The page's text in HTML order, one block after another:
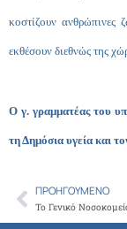
κοστίζουν ανθρώπινες
εκθέσουν διεθνώς της
Ο γ. γραμματέας του
τη Δημόσια υγεία και
Prev
ΠΡΟΗΓΟΎΜΕΝΟ